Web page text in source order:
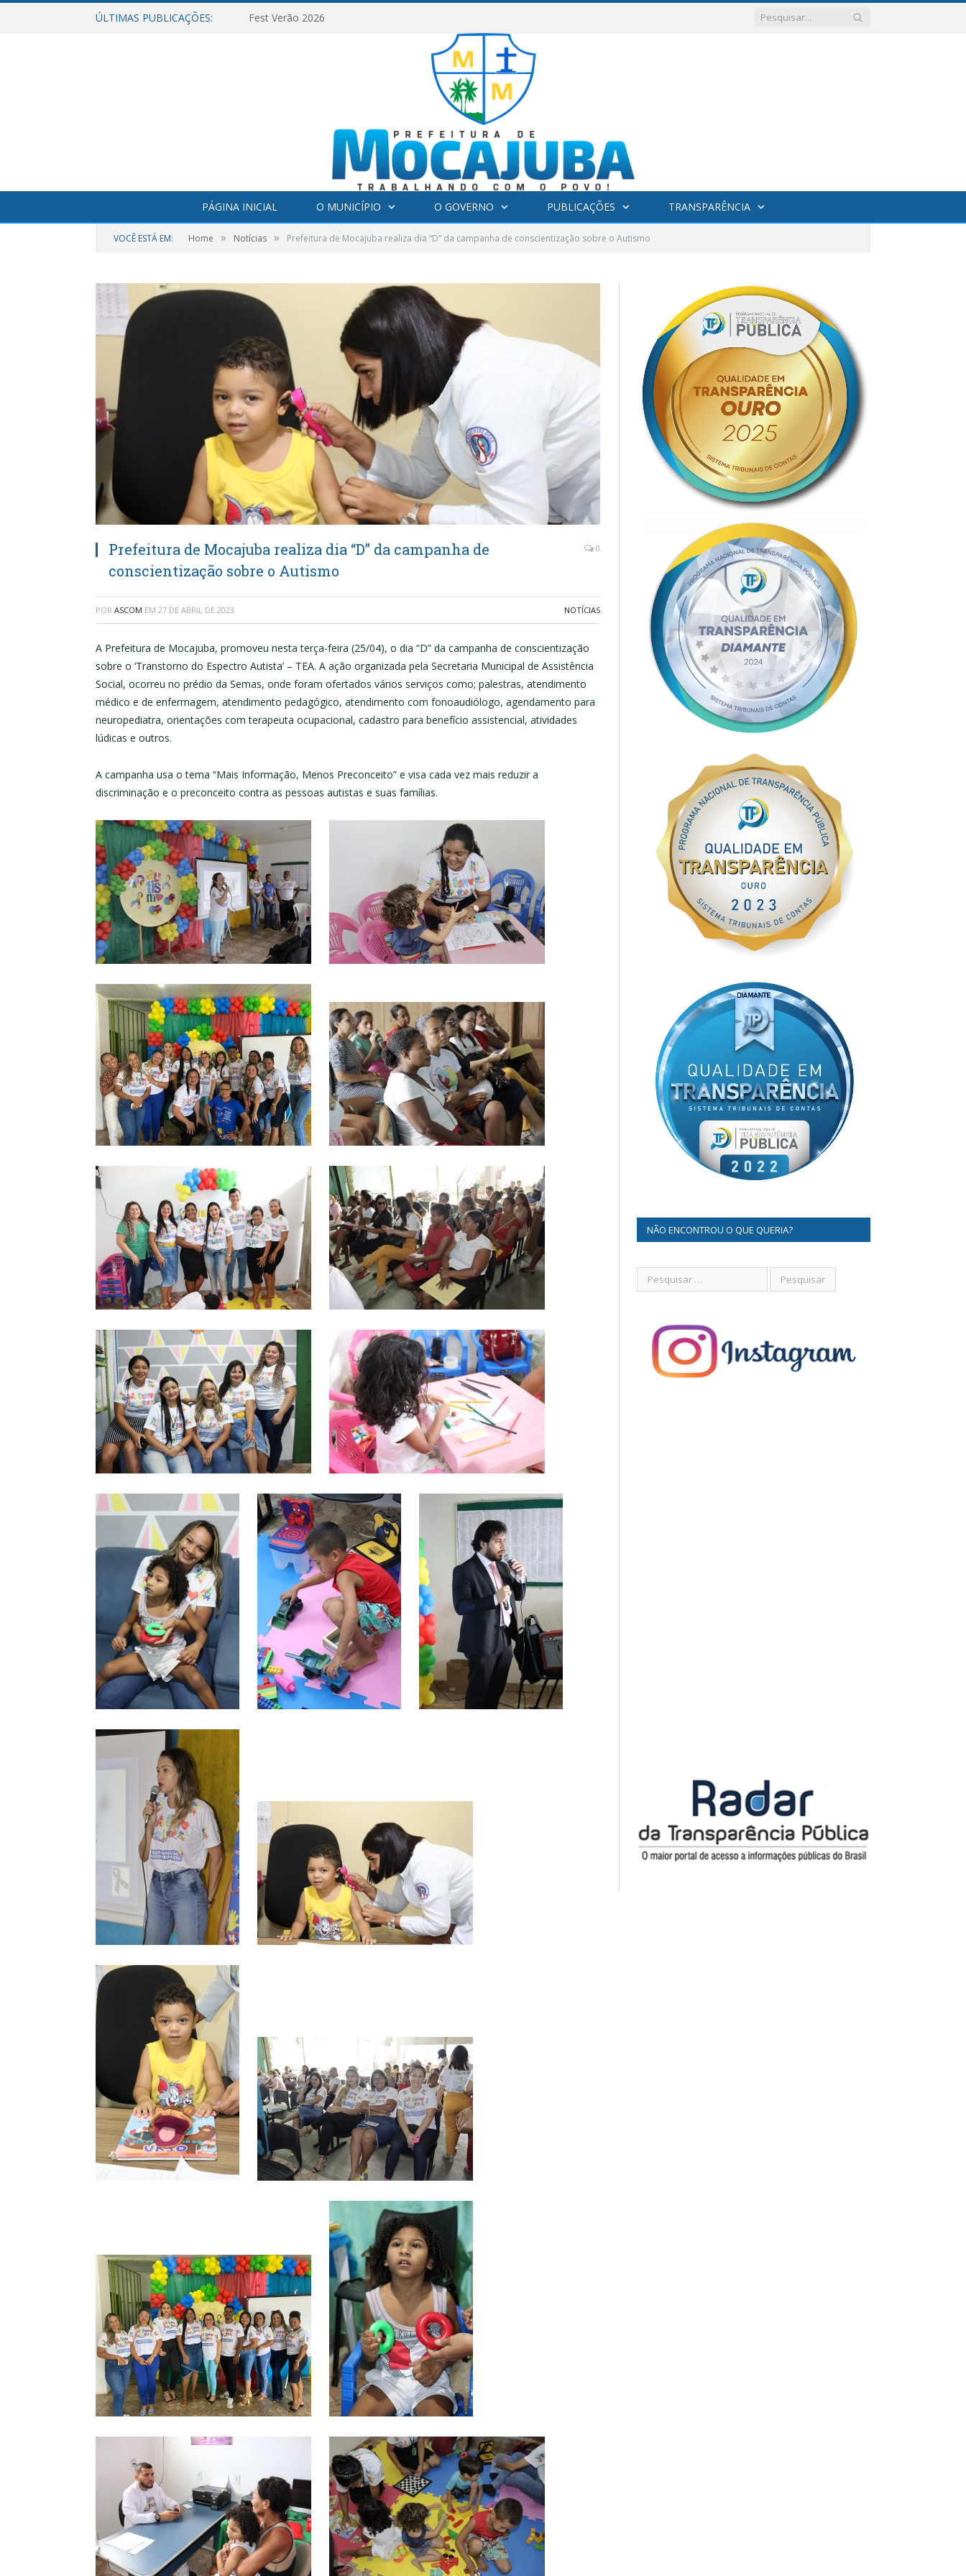
ÚLTIMAS PUBLICAÇÕES: Fest Verão 2026
PÁGINA INICIAL O MUNICÍPIO O GOVERNO PUBLICAÇÕES TRANSPARÊNCIA
VOCÊ ESTÁ EM: Home » Notícias » Prefeitura de Mocajuba realiza dia “D” da campanha de conscientização sobre o Autismo
Prefeitura de Mocajuba realiza dia “D” da campanha de
conscientização sobre o Autismo
0
POR ASCOM EM 27 DE ABRIL DE 2023 NOTÍCIAS
A Prefeitura de Mocajuba, promoveu nesta terça-feira (25/04), o dia “D” da campanha de conscientização
sobre o ‘Transtorno do Espectro Autista’ – TEA. A ação organizada pela Secretaria Municipal de Assistência
Social, ocorreu no prédio da Semas, onde foram ofertados vários serviços como; palestras, atendimento
médico e de enfermagem, atendimento pedagógico, atendimento com fonoaudiólogo, agendamento para
neuropediatra, orientações com terapeuta ocupacional, cadastro para benefício assistencial, atividades
lúdicas e outros.
A campanha usa o tema “Mais Informação, Menos Preconceito” e visa cada vez mais reduzir a
discriminação e o preconceito contra as pessoas autistas e suas famílias.
NÃO ENCONTROU O QUE QUERIA?